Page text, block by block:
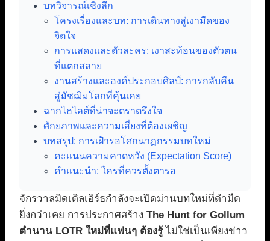
บทวิจารณ์เชิงลึก
โครงเรื่องและบท: การเดินทางสู่เงามืดของ
จิตใจ
การแสดงและตัวละคร: เงาสะท้อนของตัวตน
ที่แตกสลาย
งานสร้างและองค์ประกอบศิลป์: การกลับคืน
สู่มัชฌิมโลกที่คุ้นเคย
ฉากไฮไลต์ที่น่าจะตราตรึงใจ
ศักยภาพและความเสี่ยงที่ต้องเผชิญ
บทสรุป: การเฝ้ารอโศกนาฏกรรมบทใหม่
คะแนนความคาดหวัง (Expectation Score)
คำแนะนำ: ใครที่ควรตั้งตารอ
จักรวาลมิดเดิลเอิร์ธกำลังจะเปิดม่านบทใหม่ที่ดำมืด
ยิ่งกว่าเคย การประกาศสร้าง The Hunt for Gollum
ตำนาน LOTR ใหม่ที่แฟนๆ ต้องรู้ไม่ใช่เป็นเพียงข่าว